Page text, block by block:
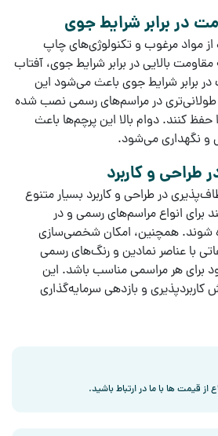
مواد مرغوب و تکنولوژی‌های چاپ
بالایی در برابرشرایط جوی، آفتاب
برابر شرایط جوی باعث می‌شود این
طولانی‌تری در مراسم‌های رسمی نصب شده
حفظ کنند. دوام بالا این پرچم‌ها باعث
و نگهداریمی‌شود.
در طراحی و کاربرد بسیار متنوع
برای انواع مراسم‌های رسمی و در
شوند. همچنین، امکانشخصی‌سازی
با عناصر نمادین و رنگ‌های رسمی
برای هر مراسمی مناسب باشد. این
کاربردپذیری و بازدهی سرمایه‌گذاری
از قیمت ها با ما در ارتباط باشید.